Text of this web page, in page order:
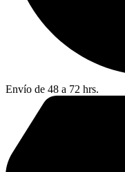
Envío de 48 a 72 hrs.